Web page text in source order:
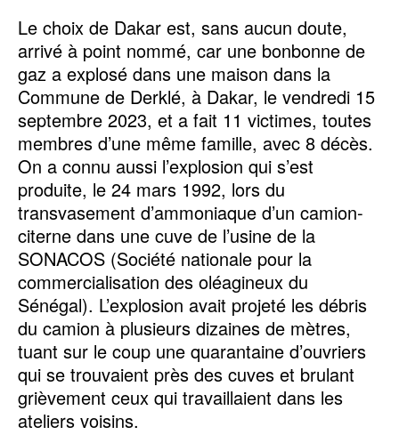
Le choix de Dakar est, sans aucun doute,
arrivé à point nommé, car une bonbonne de
gaz a explosé dans une maison dans la
Commune de Derklé, à Dakar, le vendredi 15
septembre 2023, et a fait 11 victimes, toutes
membres d’une même famille, avec 8 décès.
On a connu aussi l’explosion qui s’est
produite, le 24 mars 1992, lors du
transvasement d’ammoniaque d’un camion-
citerne dans une cuve de l’usine de la
SONACOS (Société nationale pour la
commercialisation des oléagineux du
Sénégal). L’explosion avait projeté les débris
du camion à plusieurs dizaines de mètres,
tuant sur le coup une quarantaine d’ouvriers
qui se trouvaient près des cuves et brulant
grièvement ceux qui travaillaient dans les
ateliers voisins.